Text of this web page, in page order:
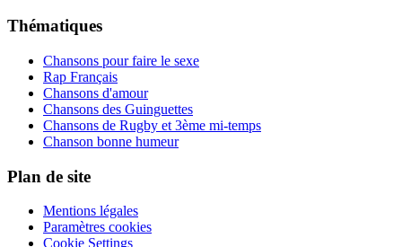
Thématiques
Chansons pour faire le sexe
Rap Français
Chansons d'amour
Chansons des Guinguettes
Chansons de Rugby et 3ème mi-temps
Chanson bonne humeur
Plan de site
Mentions légales
Paramètres cookies
Cookie Settings